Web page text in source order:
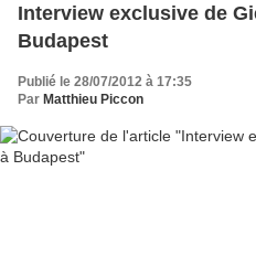
Interview exclusive de
Budapest
Publié le 28/07/2012 à 17:35
Par Matthieu Piccon